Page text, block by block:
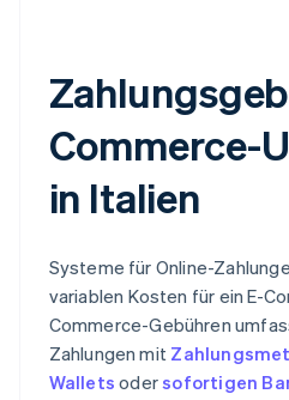
Commerce-
in Italien
Systeme für Online-
variablen Kosten für ein E-
Commerce-Gebühren
Zahlungen mit
Wallets odersofortigen